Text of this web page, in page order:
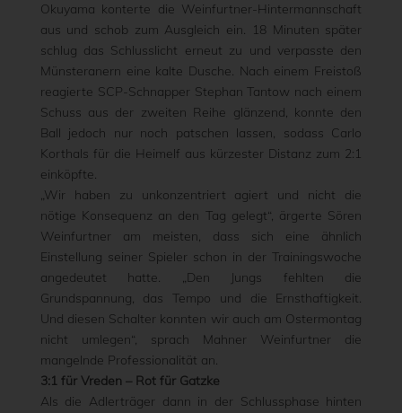
Okuyama konterte die Weinfurtner-Hintermannschaft
aus und schob zum Ausgleich ein. 18 Minuten später
schlug das Schlusslicht erneut zu und verpasste den
Münsteranern eine kalte Dusche. Nach einem Freistoß
reagierte SCP-Schnapper Stephan Tantow nach einem
Schuss aus der zweiten Reihe glänzend, konnte den
Ball jedoch nur noch patschen lassen, sodass Carlo
Korthals für die Heimelf aus kürzester Distanz zum 2:1
einköpfte.
„Wir haben zu unkonzentriert agiert und nicht die
nötige Konsequenz an den Tag gelegt“, ärgerte Sören
Weinfurtner am meisten, dass sich eine ähnlich
Einstellung seiner Spieler schon in der Trainingswoche
angedeutet hatte. „Den Jungs fehlten die
Grundspannung, das Tempo und die Ernsthaftigkeit.
Und diesen Schalter konnten wir auch am Ostermontag
nicht umlegen“, sprach Mahner Weinfurtner die
mangelnde Professionalität an.
3:1 für Vreden – Rot für Gatzke
Als die Adlerträger dann in der Schlussphase hinten